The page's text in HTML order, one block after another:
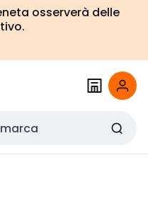
osserverà delle